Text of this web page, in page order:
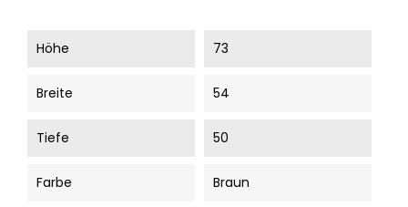
Höhe 73
Breite 54
Tiefe 50
Farbe Braun